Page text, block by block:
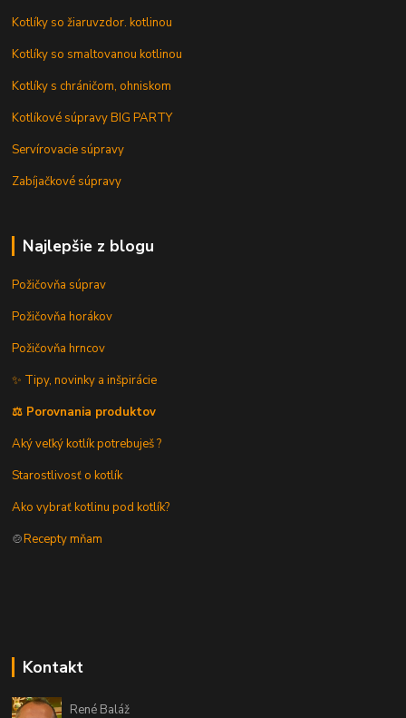
Kotlíky so žiaruvzdor. kotlinou
Kotlíky so smaltovanou kotlinou
Kotlíky s chráničom, ohniskom
Kotlíkové súpravy BIG PARTY
Servírovacie súpravy
Zabíjačkové súpravy
Najlepšie z blogu
Požičovňa súprav
Požičovňa horákov
Požičovňa hrncov
✨ Tipy, novinky a inšpirácie
⚖️ Porovnania produktov
Aký veľký kotlík potrebuješ ?
Starostlivosť o kotlík
Ako vybrať kotlinu pod kotlík?
🍲Recepty mňam
Kontakt
René Baláž